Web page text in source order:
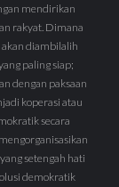
mendirikan
rakyat. Dimana
akan diambilalih
paling siap;
dengan paksaan
koperasi atau
secara
setengah hati
demokratik